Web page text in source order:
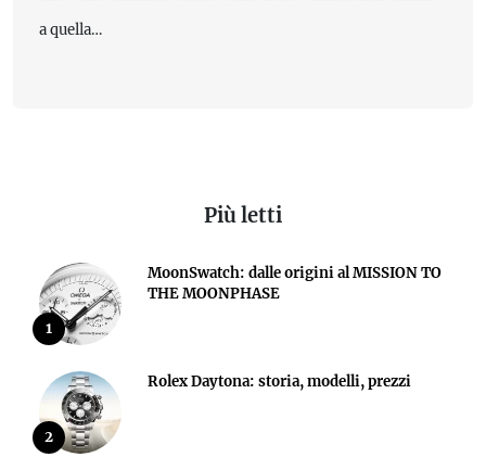
a quella…
Più letti
1
MoonSwatch: dalle origini al MISSION TO
THE MOONPHASE
2
Rolex Daytona: storia, modelli, prezzi